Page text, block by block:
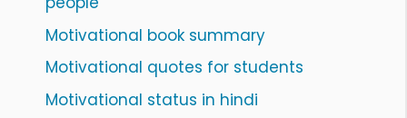
Motivational book summary
Motivational quotes for students
Motivational status in hindi